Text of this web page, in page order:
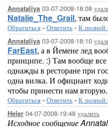
Annataliya 03-07-2008-18:08
Natalie_The_Grail, там
Обратиться - Ответить - К полной
Annataliya 03-07-2008-18:10
FarEast, а в Йемене лед
принципе. :) Там вообще
однажды в ресторане при
одна вилка. И официант
чтобы принести нам
Обратиться - Ответить - К полной
Heler 04-07-2008-19:48 удалить
Исходное сообщение